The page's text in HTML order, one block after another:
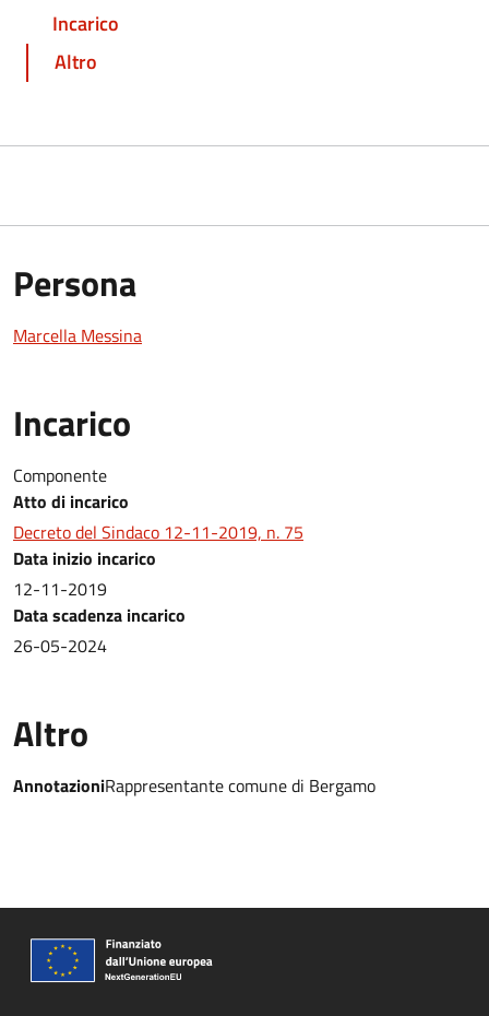
Incarico
Altro
Persona
Marcella Messina
Incarico
Componente
Atto di incarico
Decreto del Sindaco 12-11-2019, n. 75
Data inizio incarico
12-11-2019
Data scadenza incarico
26-05-2024
Altro
AnnotazioniRappresentante comune di Bergamo